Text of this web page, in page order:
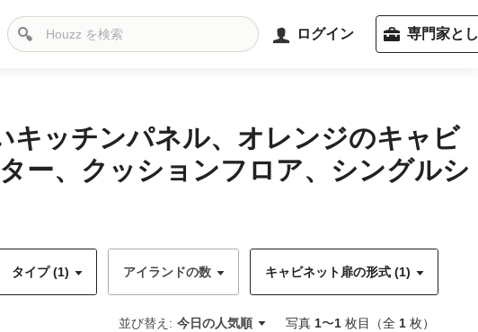
ログイン 専門家と
ッチンパネル、オレンジのキャビ
ー、クッションフロア、シングルシ
タイプ (1) アイランドの数 キャビネット扉の形式 (1)
並び替え: 今日の人気順 写真 1〜1 枚目（全 1 枚）